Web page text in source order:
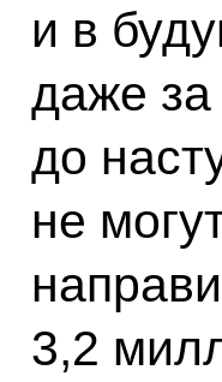
и в
даже
до
не
3,2